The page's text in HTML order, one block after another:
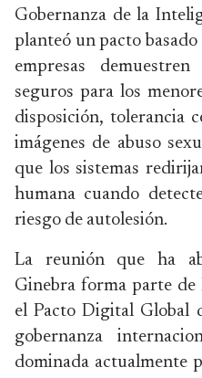
Gobernanza de la
planteó un pacto
empresas
seguros para los
disposición, tolerancia
imágenes de abuso
que los sistemas
humana cuando
riesgo de autolesión.
La reunión que ha
Ginebra forma parte de
el Pacto Digital Global
gobernanza
dominada actualmente